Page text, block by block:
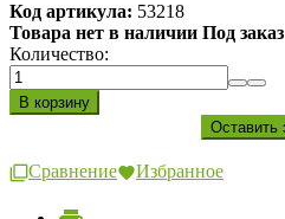
Код артикула: 53218
Товара нет в наличии Под заказ
Количество:
Сравнение Избранное